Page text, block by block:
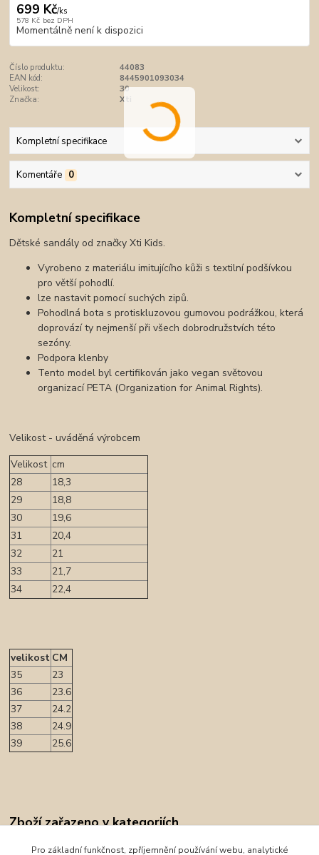
699 Kč/ks
578 Kč bez DPH
Momentálně není k dispozici
Číslo produktu:
44083
EAN kód:
8445901093034
Velikost:
30
Značka:
Xti
Kompletní specifikace
Komentáře 0
Kompletní specifikace
Dětské sandály od značky Xti Kids.
Vyrobeno z materiálu imitujícího kůži s textilní podšívkou
pro větší pohodlí.
lze nastavit pomocí suchých zipů.
Pohodlná bota s protiskluzovou gumovou podrážkou, která
doprovází ty nejmenší při všech dobrodružstvích této
sezóny.
Podpora klenby
Tento model byl certifikován jako vegan světovou
organizací PETA (Organization for Animal Rights).
Velikost - uváděná výrobcem
Velikost cm
28
18,3
29
18,8
30
19,6
31
20,4
32
21
33
21,7
34
22,4
velikost CM
35
23
36
23.6
37
24.2
38
24.9
39
25.6
Zboží zařazeno v kategoriích
Obuv
Pro základní funkčnost, zpříjemnění používání webu, analytické